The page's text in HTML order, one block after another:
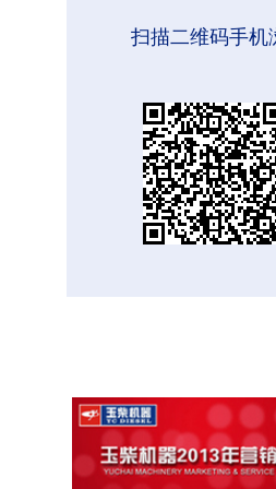
扫描二维码手机